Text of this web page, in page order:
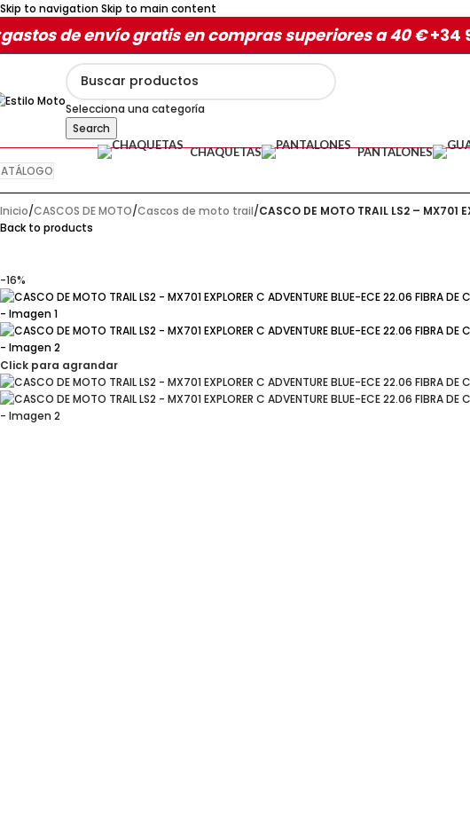
Skip to navigationSkip to main content
de envío gratis en compras superiores a 40 €+34
Selecciona una categoría
Search
CHAQUETAS PANTALONES
Inicio/CASCOS DE MOTO/Cascos de moto trail/CASCO DE MOTO TRAIL LS2 – MX701
Back to products
-16%
Click para agrandar